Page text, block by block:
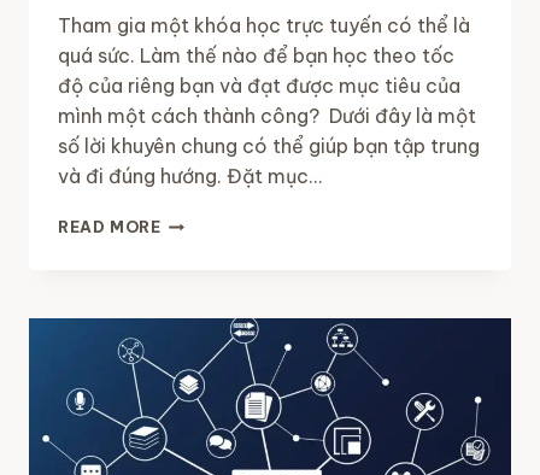
Tham gia một khóa học trực tuyến có thể là
quá sức. Làm thế nào để bạn học theo tốc
độ của riêng bạn và đạt được mục tiêu của
mình một cách thành công? Dưới đây là một
số lời khuyên chung có thể giúp bạn tập trung
và đi đúng hướng. Đặt mục…
READ MORELÀM
THÀNH
VỚI
CÁC
KHOÁ
HỌC
TRỰC